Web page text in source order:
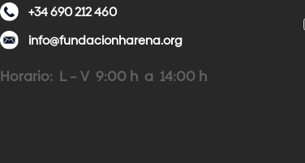
+34 690 212 460
info@fundacionharena.org
Horario: L – V 9:00 h a 14:00 h